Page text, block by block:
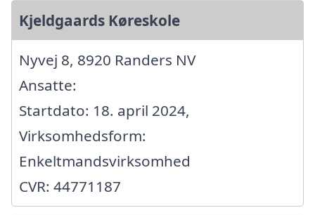
Kjeldgaards Køreskole
Nyvej 8, 8920 Randers NV
Ansatte:
Startdato: 18. april 2024,
Virksomhedsform:
Enkeltmandsvirksomhed
CVR: 44771187